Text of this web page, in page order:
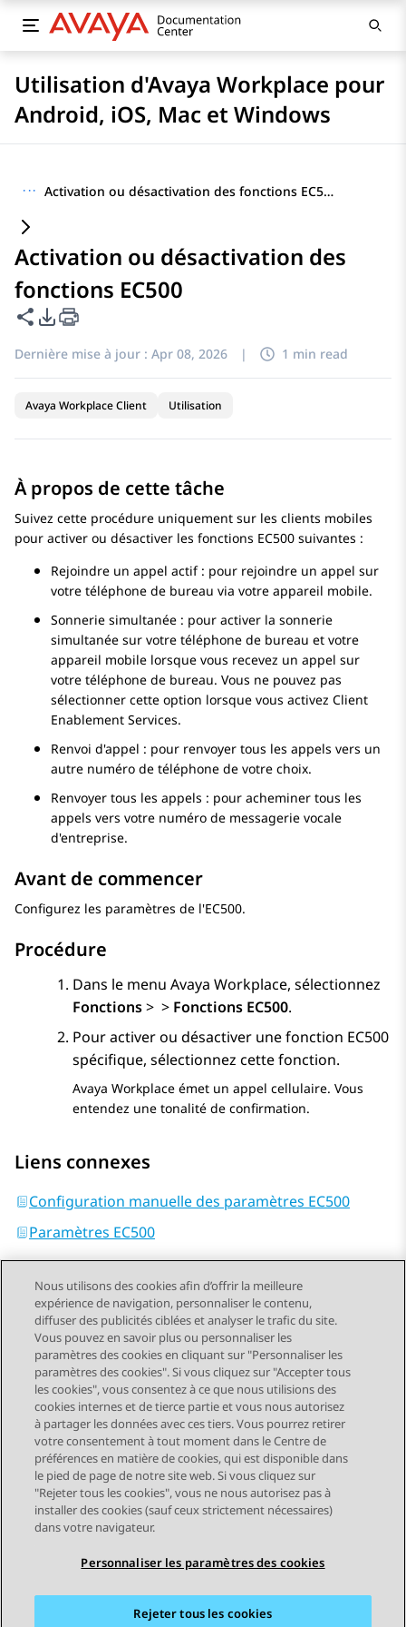
Utilisation d'Avaya Workplace pour
Android, iOS, Mac et Windows
··· Activation ou désactivation des fonctions EC500
Activation ou désactivation des
fonctions EC500
Partager cette page
Options d'exportation PDF
Dernière mise à jour : Apr 08, 2026 | 1 min read
Avaya Workplace Client Utilisation
À propos de cette tâche
Suivez cette procédure uniquement sur les clients mobiles
pour activer ou désactiver les fonctions EC500 suivantes :
Rejoindre un appel actif : pour rejoindre un appel sur
votre téléphone de bureau via votre appareil mobile.
Sonnerie simultanée : pour activer la sonnerie
simultanée sur votre téléphone de bureau et votre
appareil mobile lorsque vous recevez un appel sur
votre téléphone de bureau. Vous ne pouvez pas
sélectionner cette option lorsque vous activez Client
Enablement Services.
Renvoi d'appel : pour renvoyer tous les appels vers un
autre numéro de téléphone de votre choix.
Renvoyer tous les appels : pour acheminer tous les
appels vers votre numéro de messagerie vocale
d'entreprise.
Avant de commencer
Configurez les paramètres de l'EC500.
Procédure
Dans le menu Avaya Workplace, sélectionnez
Fonctions> > Fonctions EC500.
Pour activer ou désactiver une fonction EC500
spécifique, sélectionnez cette fonction.
Avaya Workplace émet un appel cellulaire. Vous
entendez une tonalité de confirmation.
Liens connexes
Configuration manuelle des paramètres EC500
Paramètres EC500
Send Feedback
Navigation par sujet
Sujet précédent Sujet suivant
STAY CONNECTED
Conditions d'utilisation
Nous utilisons des cookies afin d’offrir la meilleure
expérience de navigation, personnaliser le contenu,
diffuser des publicités ciblées et analyser le trafic du site.
Vous pouvez en savoir plus ou personnaliser les
paramètres des cookies en cliquant sur "Personnaliser les
paramètres des cookies". Si vous cliquez sur "Accepter tous
les cookies", vous consentez à ce que nous utilisions des
cookies internes et de tierce partie et vous nous autorisez
à partager les données avec ces tiers. Vous pourrez retirer
votre consentement à tout moment dans le Centre de
préférences en matière de cookies, qui est disponible dans
le pied de page de notre site web. Si vous cliquez sur
"Rejeter tous les cookies", vous ne nous autorisez pas à
installer des cookies (sauf ceux strictement nécessaires)
dans votre navigateur.
Personnaliser les paramètres des cookies
Rejeter tous les cookies